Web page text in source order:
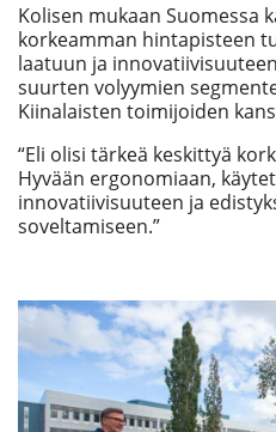
Kolisen mukaan Suomessa
korkeamman hintapisteen
laatuun ja
suurten volyymien
Kiinalaisten toimijoiden
“Eli olisi tärkeä keskittyä
Hyvään ergonomiaan,
innovatiivisuuteen ja
soveltamiseen.”